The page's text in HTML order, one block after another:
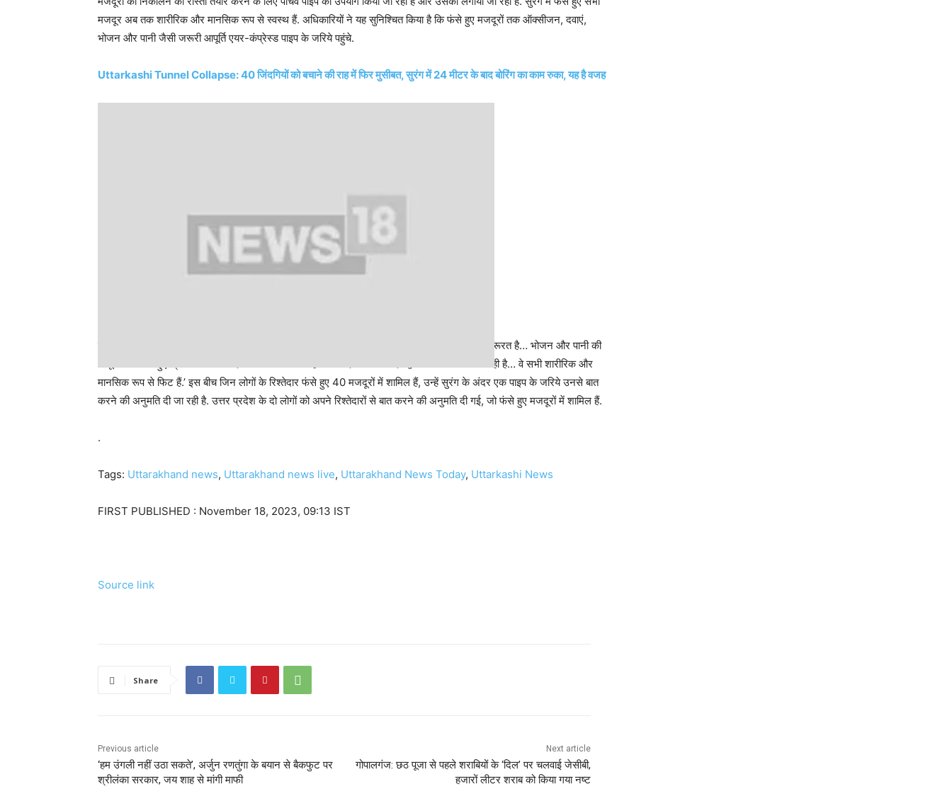
मजदूर अब तक शारीरिक और मानसिक रूप से स्वस्थ हैं. अधिकारियों ने यह सुनिश्चित किया है कि फंसे हुए मजदूरों तक ऑक्सीजन, दवाएं,
भोजन और पानी जैसी जरूरी आपूर्ति एयर-कंप्रेस्ड पाइप के जरिये पहुंचे.
Uttarkashi Tunnel Collapse: 40 जिंदगियों को बचाने की राह में फिर मुसीबत, सुरंग में 24 मीटर के बाद बोरिंग का काम रुका, यह है वजह
में फंसे लोगों का मनोबल बनाए रखने की जरूरत है… भोजन और पानी की
आपूर्ति और फंसे हुए श्रमिकों की मनोवैज्ञानिक स्थिति अच्छी है… मनोवैज्ञानिक विशेषज्ञों द्वारा उनसे बात की जा रही है… वे सभी शारीरिक और
मानसिक रूप से फिट हैं.’ इस बीच जिन लोगों के रिश्तेदार फंसे हुए 40 मजदूरों में शामिल हैं, उन्हें सुरंग के अंदर एक पाइप के जरिये उनसे बात
करने की अनुमति दी जा रही है. उत्तर प्रदेश के दो लोगों को अपने रिश्तेदारों से बात करने की अनुमति दी गई, जो फंसे हुए मजदूरों में शामिल हैं.
.
Tags: Uttarakhand news, Uttarakhand news live, Uttarakhand News Today, Uttarkashi News
FIRST PUBLISHED : November 18, 2023, 09:13 IST
Source link
Share
Previous article
‘हम उंगली नहीं उठा सकते’, अर्जुन रणतुंगा के बयान से बैकफुट पर
श्रीलंका सरकार, जय शाह से मांगी माफी
Next article
गोपालगंज: छठ पूजा से पहले शराबियों के ‘दिल’ पर चलवाई जेसीबी,
हजारों लीटर शराब को किया गया नष्ट